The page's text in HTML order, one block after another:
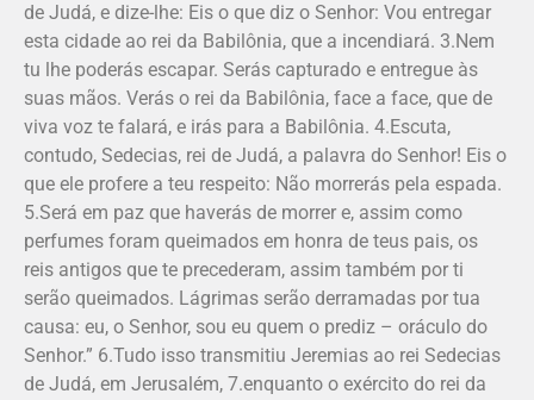
de Judá, e dize-lhe: Eis o que diz o Senhor: Vou entregar
esta cidade ao rei da Babilônia, que a incendiará. 3.Nem
tu lhe poderás escapar. Serás capturado e entregue às
suas mãos. Verás o rei da Babilônia, face a face, que de
viva voz te falará, e irás para a Babilônia. 4.Escuta,
contudo, Sedecias, rei de Judá, a palavra do Senhor! Eis o
que ele profere a teu respeito: Não morrerás pela espada.
5.Será em paz que haverás de morrer e, assim como
perfumes foram queimados em honra de teus pais, os
reis antigos que te precederam, assim também por ti
serão queimados. Lágrimas serão derramadas por tua
causa: eu, o Senhor, sou eu quem o prediz – oráculo do
Senhor.” 6.Tudo isso transmitiu Jeremias ao rei Sedecias
de Judá, em Jerusalém, 7.enquanto o exército do rei da